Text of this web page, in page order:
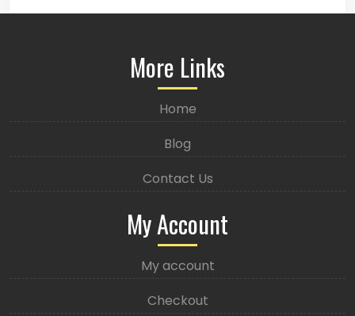
More Links
Home
Blog
Contact Us
My Account
My account
Checkout